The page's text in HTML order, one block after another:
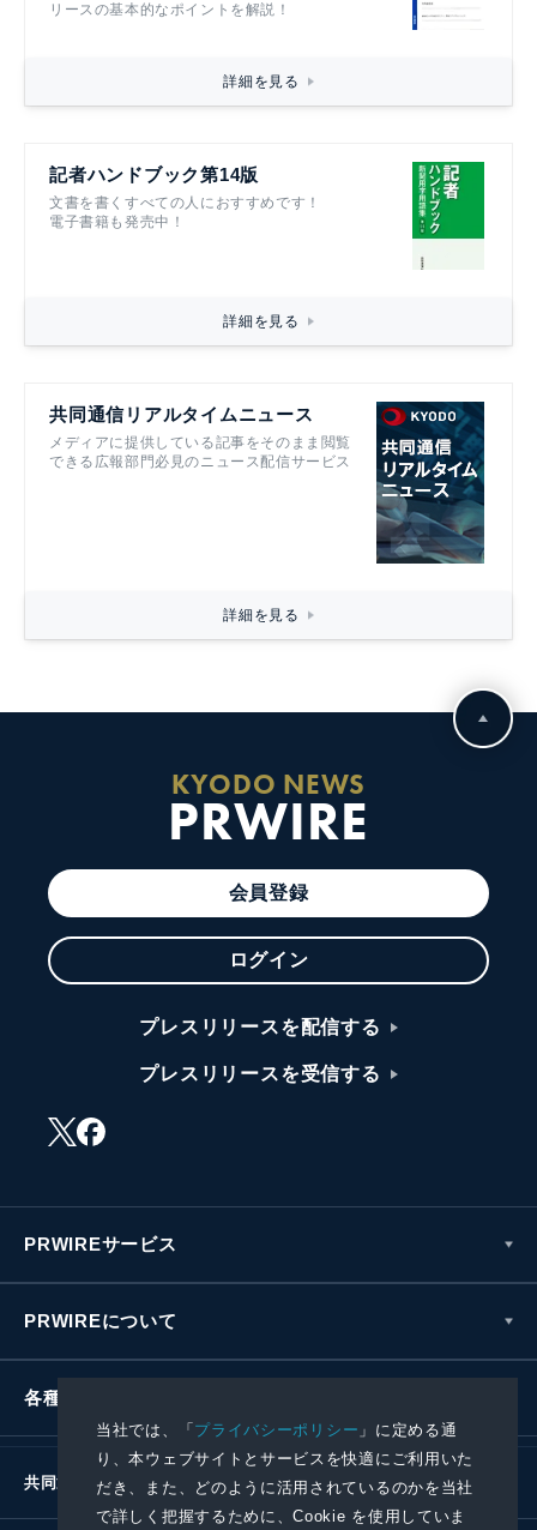
当社では、「プライバシーポリシー 」に定める通
り、本ウェブサイトとサービスを快適にご利用いた
だき、また、どのように活用されているのかを当社
で詳しく把握するために、Cookie を使用していま
リースの基本的なポイントを解説！
詳細を見る
記者ハンドブック第14版
文書を書くすべての人におすすめです！
電子書籍も発売中！
詳細を見る
共同通信リアルタイムニュース
メディアに提供している記事をそのまま閲覧
できる広報部門必見のニュース配信サービス
詳細を見る
KYODO NEWS
PRWIRE
会員登録
ログイン
プレスリリースを配信する
プレスリリースを受信する
PRWIREサービス
PRWIREについて
各種お問い合わせ
共同通信社グループ